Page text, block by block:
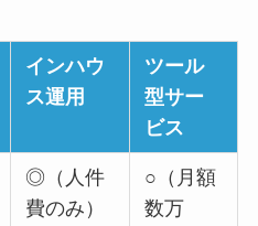
インハウ
ス運用
ツール
型サー
ビス
◎（人件
費のみ）
○（月額
数万